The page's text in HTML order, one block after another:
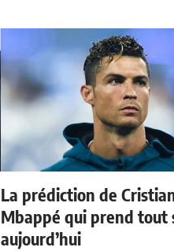
La prédiction de
Mbappé qui prend tout
aujourd’hui